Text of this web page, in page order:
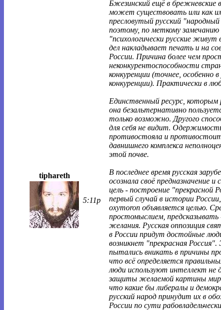
tiphareth
5:11p
Бжезинский ещё в брежневские
может существовать или как
пресловутый русский
поэтому, по меткому
"психологически русские
дел накладывает печать и на
России. Причина более чем
неконкурентоспособности
конкуренции (точнее, особенно
конкуренции). Практически в
Единственный ресурс, которым
она безальтернативно
только возможно. Другого
для себя не видит.
противостояла и
давнишнего комплекса
этой почве.
В последнее время русская
осознала своё предназначение и
цель - построение "прекрасной
первый случай в истории России,
oxymoron объявляется целью.
простомыслием, предсказывать
желания. Русская оппозиция
в России придут достойные
возникнет "прекрасная
пытались вникать в причины
что всё определяется
люди используют интеллект не
защиты желаемой картины
что какие бы либералы и
русский народ принудит их в
России по сути